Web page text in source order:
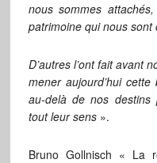
nous sommes
patrimoine qui nous sont
D’autres l’ont fait avant
mener aujourd’hui
au-delà de nos destins
tout leur sens ».
Bruno Gollnisch « La